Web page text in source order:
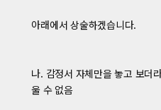
아래에서 상술하겠습니다.
나. 감정서 자체만을 놓고 보더
울 수 없음